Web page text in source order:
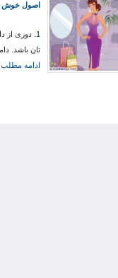
اصول خوش
1. دوری از
تان باشد. دامن
ادامه